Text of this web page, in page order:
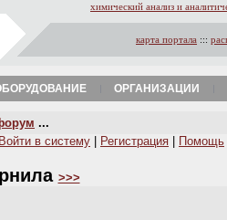
химический анализ и
карта портала :::
ОРГАНИЗАЦИИ
...
Войти в систему Регистрация Помощь
>>>